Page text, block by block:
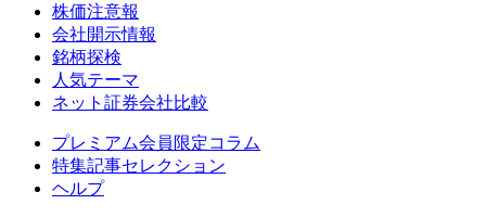
株価注意報
会社開示情報
銘柄探検
人気テーマ
ネット証券会社比較
プレミアム会員限定コラム
特集記事セレクション
ヘルプ